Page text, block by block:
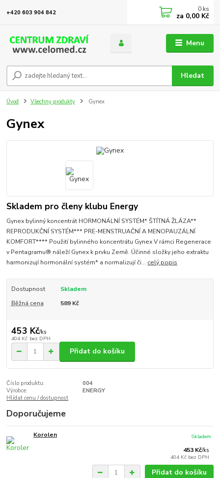
Menu
Hledat
+420 603 904 842 0 ks
za 0,00 Kč
Úvod Všechny produkty Gynex
Gynex
Skladem pro členy klubu Energy
Gynex bylinný koncentrát HORMONÁLNÍ SYSTÉM* ŠTÍTNÁ ŽLÁZA**
REPRODUKČNÍ SYSTÉM*** PRE-MENSTRUAČNÍ A MENOPAUZÁLNÍ
KOMFORT**** Použití bylinného koncentrátu Gynex V rámci Regenerace
v Pentagramu® náleží Gynex k prvku Země. Účinné složky jeho extraktu
harmonizují hormonální systém* a normalizují či... celý popis
Dostupnost
Skladem
Běžná cena
589 Kč
453 Kč/ks
404 Kč bez DPH
Přidat do košíku
Číslo produktu:
004
Výrobce:
ENERGY
Hlídat cenu / dostupnost
Doporučujeme
Korolen
453 Kč/ks
404 Kč bez DPH
Skladem
Přidat do košíku